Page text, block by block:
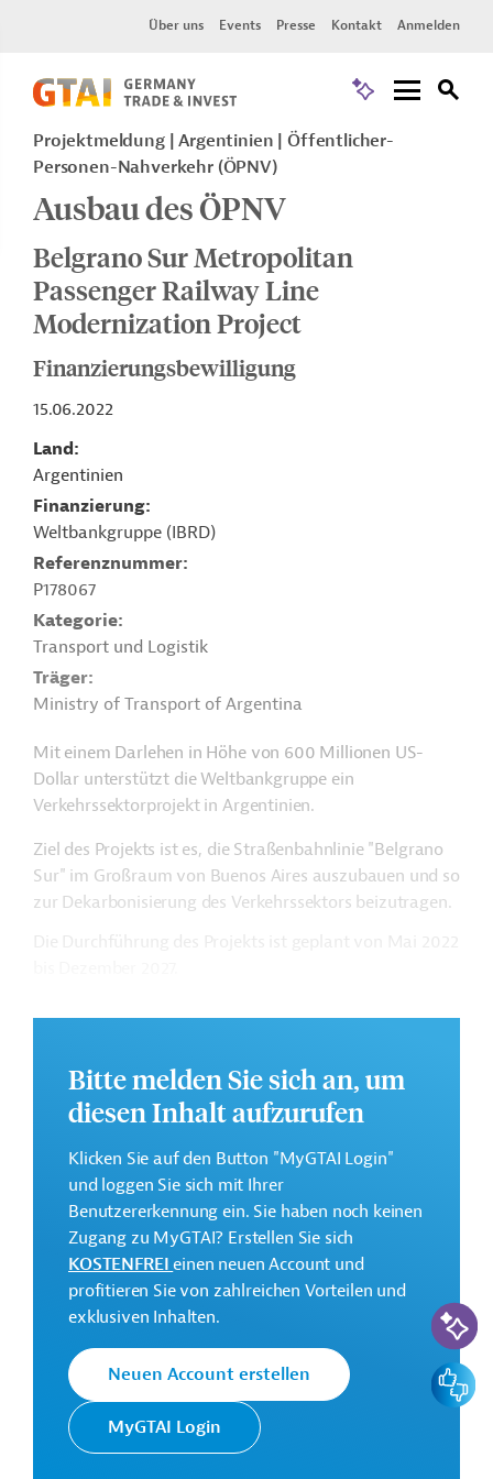
Über uns Events Presse Kontakt Anmelden
Projektmeldung Argentinien
Öffentlicher-
Personen-Nahverkehr (ÖPNV)
Ausbau des ÖPNV
Belgrano Sur Metropolitan
Passenger Railway Line
Modernization Project
Finanzierungsbewilligung
15.06.2022
Land
Argentinien
Finanzierung
Weltbankgruppe (IBRD)
Referenznummer
P178067
Kategorie
Transport und Logistik
Träger
Ministry of Transport of Argentina
Mit einem Darlehen in Höhe von 600 Millionen US-
Dollar unterstützt die Weltbankgruppe ein
Verkehrssektorprojekt in Argentinien.
Ziel des Projekts ist es, die Straßenbahnlinie "Belgrano
Sur" im Großraum von Buenos Aires auszubauen und so
zur Dekarbonisierung des Verkehrssektors beizutragen.
Die Durchführung des Projekts ist geplant von Mai 2022
bereitsteht.
Gesamtkosten:
675 Millionen US-Dollar
Geberbeitrag:
600 Millionen US-Dollar (IBRD, Darlehen)
Kontaktadressen
Weltbank
Die Weltbankgruppe ist eine der
weltweit größten multilateralen
Entwicklungsorganisationen.
Bitte melden Sie sich an, um
diesen Inhalt aufzurufen
Klicken Sie auf den Button "MyGTAI Login"
und loggen Sie sich mit Ihrer
Benutzererkennung ein. Sie haben noch keinen
Zugang zu MyGTAI? Erstellen Sie sich
KOSTENFREIeinen neuen Account und
profitieren Sie von zahlreichen Vorteilen und
exklusiven Inhalten.
Neuen Account erstellen
MyGTAI Login
KI-